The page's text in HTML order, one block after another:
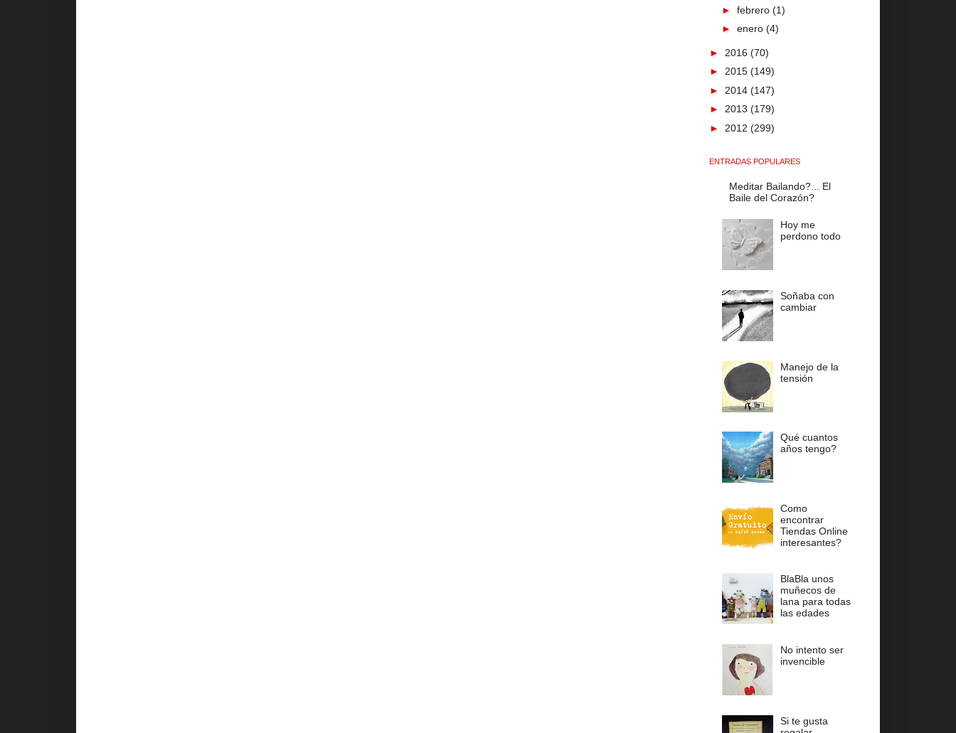
► febrero (1)
► enero (4)
► 2016 (70)
► 2015 (149)
► 2014 (147)
► 2013 (179)
► 2012 (299)
ENTRADAS POPULARES
Meditar Bailando?... El
Baile del Corazón?
Hoy me
perdono todo
Soñaba con
cambiar
Manejo de la
tensión
Qué cuantos
años tengo?
Como
encontrar
Tiendas Online
interesantes?
BlaBla unos
muñecos de
lana para todas
las edades
No intento ser
invencible
Si te gusta